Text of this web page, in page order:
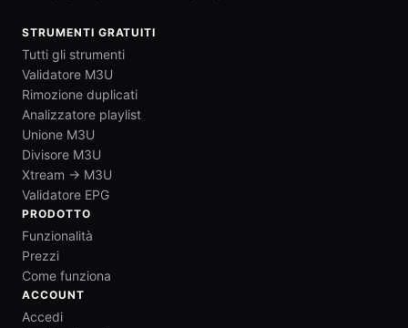
STRUMENTI GRATUITI
Tutti gli strumenti
Validatore M3U
Rimozione duplicati
Analizzatore playlist
Unione M3U
Divisore M3U
Xtream → M3U
Validatore EPG
PRODOTTO
Funzionalità
Prezzi
Come funziona
ACCOUNT
Accedi